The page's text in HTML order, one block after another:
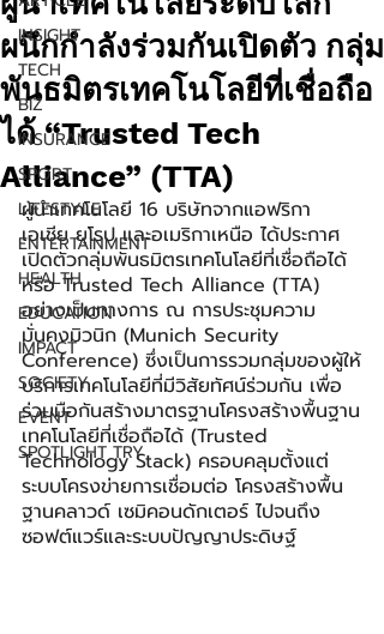
INSIGHT
TECH
BIZ
INSURANCE
SPORT
LIFESTYLE
ENTERTAINMENT
HEALTH
EDUCATION
IMPACT
SOCIETY
EVENT
SPOTLIGHT TRY
ผนึกกำลังร่วมกันเปิดตัว กลุ่ม
พันธมิตรเทคโนโลยีที่เชื่อถือ
ได้ “Trusted Tech
Alliance” (TTA)
ผู้นำเทคโนโลยี 16 บริษัทจากแอฟริกา
เอเชีย ยุโรป และอเมริกาเหนือ ได้ประกาศ
เปิดตัวกลุ่มพันธมิตรเทคโนโลยีที่เชื่อถือได้
หรือ Trusted Tech Alliance (TTA)
อย่างเป็นทางการ ณ การประชุมความ
มั่นคงมิวนิก (Munich Security
Conference) ซึ่งเป็นการรวมกลุ่มของผู้ให้
บริการเทคโนโลยีที่มีวิสัยทัศน์ร่วมกัน เพื่อ
ร่วมมือกันสร้างมาตรฐานโครงสร้างพื้นฐาน
เทคโนโลยีที่เชื่อถือได้ (Trusted
Technology Stack) ครอบคลุมตั้งแต่
ระบบโครงข่ายการเชื่อมต่อ โครงสร้างพื้น
ฐานคลาวด์ เซมิคอนดักเตอร์ ไปจนถึง
ซอฟต์แวร์และระบบปัญญาประดิษฐ์